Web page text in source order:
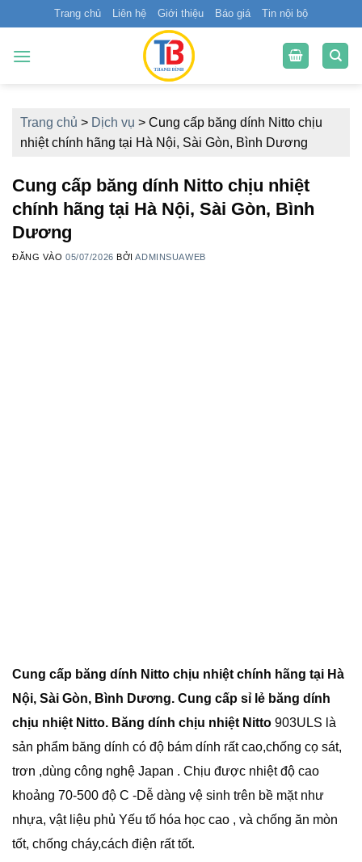
qua
nội
Trang chủ Liên hệ Giới thiệu Báo giá Tin nội bộ
Trang chủ > Dịch vụ > Cung cấp băng dính Nitto chịu
nhiệt chính hãng tại Hà Nội, Sài Gòn, Bình Dương
Cung cấp băng dính Nitto chịu nhiệt
chính hãng tại Hà Nội, Sài Gòn, Bình
Dương
ĐĂNG VÀO05/07/2026 BỞIADMINSUAWEB
Cung cấp băng dính Nitto chịu nhiệt chính hãng tại Hà
Nội, Sài Gòn, Bình Dương. Cung cấp sỉ lẻ băng dính
chịu nhiệt Nitto. Băng dính chịu nhiệt Nitto 903ULS là
sản phẩm băng dính có độ bám dính rất cao,chống cọ sát,
trơn ,dùng công nghệ Japan . Chịu được nhiệt độ cao
khoảng 70-500 độ C -Dễ dàng vệ sinh trên bề mặt như
nhựa, vật liệu phủ Yếu tố hóa học cao , và chống ăn mòn
tốt, chống cháy,cách điện rất tốt.